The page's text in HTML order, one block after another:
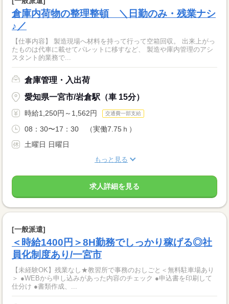
倉庫内荷物の整理整頓 ＼日勤のみ・残業ナシ
♪／
【仕事内容】 製造現場へ材料を持って行って空箱回収。 出来上がっ
たものは代車に載せてパレットに移すなど、 製造や庫内管理のアシ
スタント的業務で...
倉庫管理・入出荷
愛知県一宮市/岩倉駅（車 15分）
時給1,250円～1,562円 交通費一部支給
08：30〜17：30 （実働7.75ｈ）
土曜日 日曜日
もっと見る
求人詳細を見る
[一般派遣]
＜時給1400円＞8H勤務でしっかり稼げる◎社
員化制度あり/一宮市
【未経験OK】残業なし★教習所で事務のおしごと＜無料駐車場あり
＞ ●WEBから申し込みがあった内容のチェック ●申込書を印刷して
仕分け ●書類作成、...